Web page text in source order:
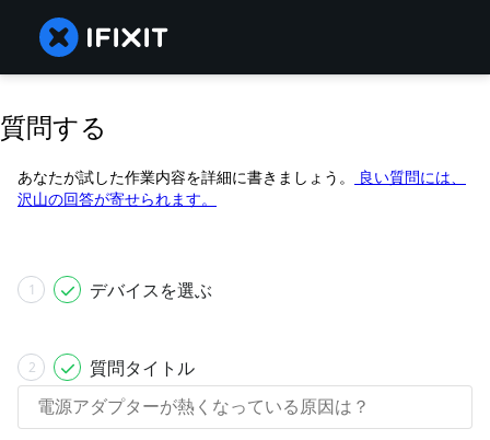
質問する
あなたが試した作業内容を詳細に書きましょう。
良い質問には、
沢山の回答が寄せられます。
1 デバイスを選ぶ
2 質問タイトル